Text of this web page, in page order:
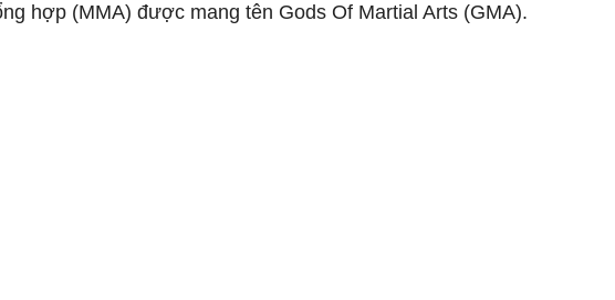
hợp (MMA) được mang tên Gods Of Martial Arts (GMA).